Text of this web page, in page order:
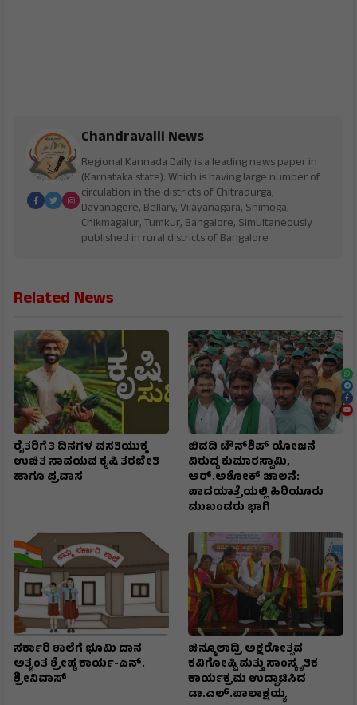
Chandravalli News
Regional Kannada Daily is a leading news paper in
(Karnataka state). Which is having large number of
circulation in the districts of Chitradurga,
Davanagere, Bellary, Vijayanagara, Shimoga,
Chikmagalur, Tumkur, Bangalore, Simultaneously
published in rural districts of Bangalore
Related News
ರೈತರಿಗೆ 3 ದಿನಗಳ ವಸತಿಯುಕ್ತ
ಉಚಿತ ಸಾವಯವ ಕೃಷಿ ತರಬೇತಿ
ಹಾಗೂ ಪ್ರವಾಸ
ಬಿಡದಿ ಟೌನ್‌ಶಿಪ್‌ ಯೋಜನೆ
ವಿರುದ್ಧ ಕುಮಾರಸ್ವಾಮಿ,
ಆರ್.ಅಶೋಕ್ ಚಾಲನೆ:
ಪಾದಯಾತ್ರೆಯಲ್ಲಿ ಹಿರಿಯೂರು
ಮುಖಂಡರು ಭಾಗಿ
ಸರ್ಕಾರಿ ಶಾಲೆಗೆ ಭೂಮಿ ದಾನ
ಅತ್ಯಂತ ಶ್ರೇಷ್ಠ ಕಾರ್ಯ-ಎನ್.
ಶ್ರೀನಿವಾಸ್
ಚಿನ್ಮೂಲಾದ್ರಿ ಅಕ್ಷರೋತ್ಸವ
ಕವಿಗೋಷ್ಟಿ ಮತ್ತು ಸಾಂಸ್ಕೃತಿಕ
ಕಾರ್ಯಕ್ರಮ ಉದ್ಘಾಟಿಸಿದ
ಡಾ.ಎಲ್.ಪಾಲಾಕ್ಷಯ್ಯ